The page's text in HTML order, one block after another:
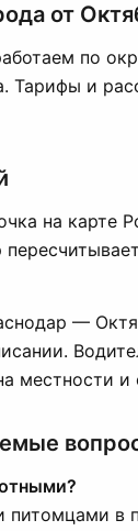
от
по
Тарифы и
на карте
—
местности
в